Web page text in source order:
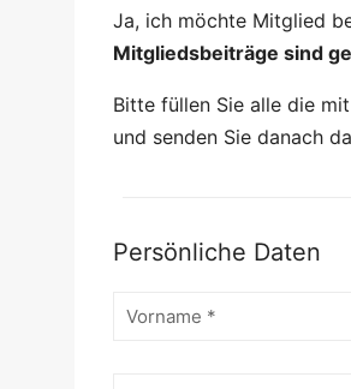
Ja, ich möchte Mitglied
Mitgliedsbeiträge sind
Bitte füllen Sie alle die
und senden Sie danach
Persönliche Daten